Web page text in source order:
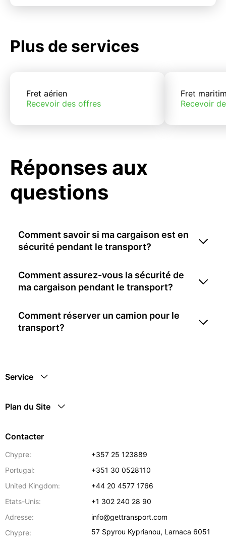
Plus de services
Fret aérien
Recevoir des offres
Fret
Recevoir
Réponses aux
questions
Comment savoir si ma cargaison est en
sécurité pendant le transport?
Comment assurez-vous la sécurité de
ma cargaison pendant le transport?
Comment réserver un camion pour le
transport?
Service
Plan du Site
Contacter
Chypre:
+357 25 123889
Portugal:
+351 30 0528110
United Kingdom:
+44 20 4577 1766
Etats-Unis:
+1 302 240 28 90
Adresse:
info@gettransport.com
Chypre:
57 Spyrou Kyprianou, Larnaca 6051